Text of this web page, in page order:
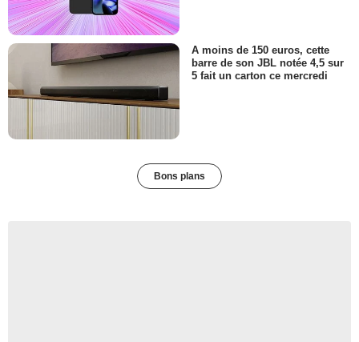
A moins de 150 euros, cette
barre de son JBL notée 4,5 sur
5 fait un carton ce mercredi
Bons plans